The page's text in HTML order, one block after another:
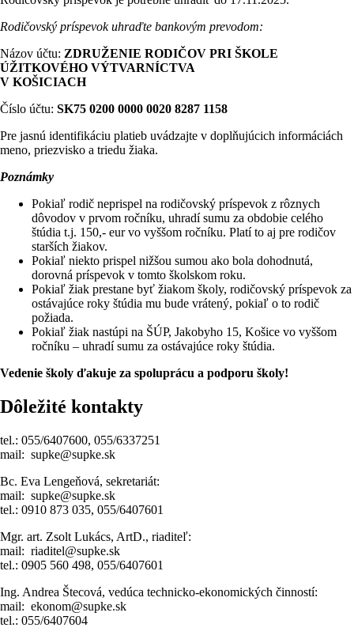
Rodičovský príspevok uhraďte bankovým prevodom:
Názov účtu: ZDRUŽENIE RODIČOV PRI ŠKOLE
ÚŽITKOVÉHO VÝTVARNÍCTVA
V KOŠICIACH
Číslo účtu: SK75 0200 0000 0020 8287 1158
Pre jasnú identifikáciu platieb uvádzajte v doplňujúcich informáciách
meno, priezvisko a triedu žiaka.
Poznámky
Pokiaľ rodič neprispel na rodičovský príspevok z rôznych
dôvodov v prvom ročníku, uhradí sumu za obdobie celého
štúdia t.j. 150,- eur vo vyššom ročníku. Platí to aj pre rodičov
starších žiakov.
Pokiaľ niekto prispel nižšou sumou ako bola dohodnutá,
dorovná príspevok v tomto školskom roku.
Pokiaľ žiak prestane byť žiakom školy, rodičovský príspevok za
ostávajúce roky štúdia mu bude vrátený, pokiaľ o to rodič
požiada.
Pokiaľ žiak nastúpi na ŠÚP, Jakobyho 15, Košice vo vyššom
ročníku – uhradí sumu za ostávajúce roky štúdia.
Vedenie školy ďakuje za spoluprácu a podporu školy!
Dôležité kontakty
tel.: 055/6407600, 055/6337251
mail: supke@supke.sk
Bc. Eva Lengeňová, sekretariát:
mail: supke@supke.sk
tel.: 0910 873 035, 055/6407601
Mgr. art. Zsolt Lukács, ArtD., riaditeľ:
mail: riaditel@supke.sk
tel.: 0905 560 498, 055/6407601
Ing. Andrea Štecová, vedúca technicko-ekonomických činností:
mail: ekonom@supke.sk
tel.: 055/6407604